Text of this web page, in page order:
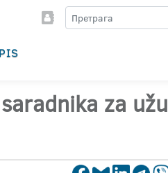
za užu